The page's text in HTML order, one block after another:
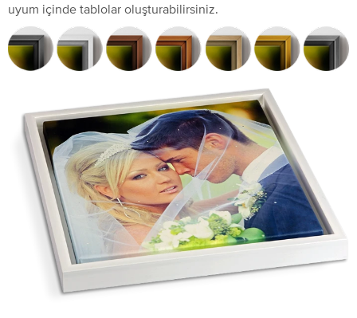
uyum içinde tablolar oluşturabilirsiniz.